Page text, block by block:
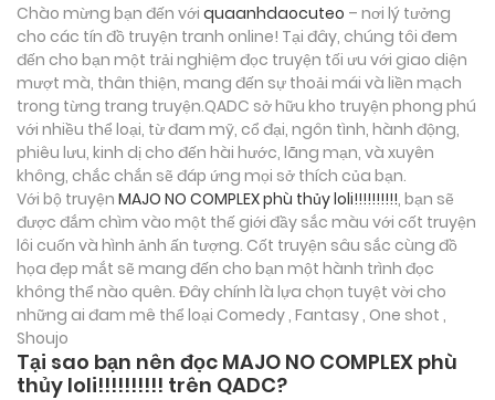
Chào mừng bạn đến với quaanhdaocuteo – nơi lý tưởng
cho các tín đồ truyện tranh online! Tại đây, chúng tôi đem
đến cho bạn một trải nghiệm đọc truyện tối ưu với giao diện
mượt mà, thân thiện, mang đến sự thoải mái và liền mạch
trong từng trang truyện.QADC sở hữu kho truyện phong phú
với nhiều thể loại, từ đam mỹ, cổ đại, ngôn tình, hành động,
phiêu lưu, kinh dị cho đến hài hước, lãng mạn, và xuyên
không, chắc chắn sẽ đáp ứng mọi sở thích của bạn.
Với bộ truyện MAJO NO COMPLEX phù thủy loli!!!!!!!!!!, bạn sẽ
được đắm chìm vào một thế giới đầy sắc màu với cốt truyện
lôi cuốn và hình ảnh ấn tượng. Cốt truyện sâu sắc cùng đồ
họa đẹp mắt sẽ mang đến cho bạn một hành trình đọc
không thể nào quên. Đây chính là lựa chọn tuyệt vời cho
những ai đam mê thể loại Comedy , Fantasy , One shot ,
Shoujo
Tại sao bạn nên đọc MAJO NO COMPLEX phù
thủy loli!!!!!!!!!! trên QADC?